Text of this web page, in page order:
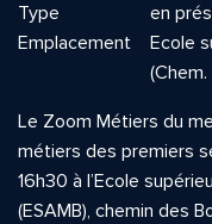
Type
en
Emplacement
Ecole
(Chem.
Le Zoom Métiers du
métiers des premiers
16h30 à l’Ecole
(ESAMB), chemin des